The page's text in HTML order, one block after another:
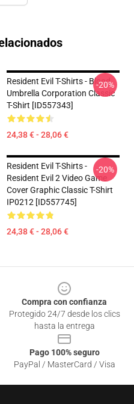
Resident Evil T-Shirts - Blood
Umbrella Corporation Classic
T-Shirt [ID557343]
24,38 € - 28,06 €
-20%
Resident Evil T-Shirts -
Resident Evil 2 Video Game
Cover Graphic Classic T-Shirt
IP0212 [ID557745]
24,38 € - 28,06 €
-20%
Compra con confianza
Protegido 24/7 desde los clics
hasta la entrega
Pago 100% seguro
PayPal / MasterCard / Visa